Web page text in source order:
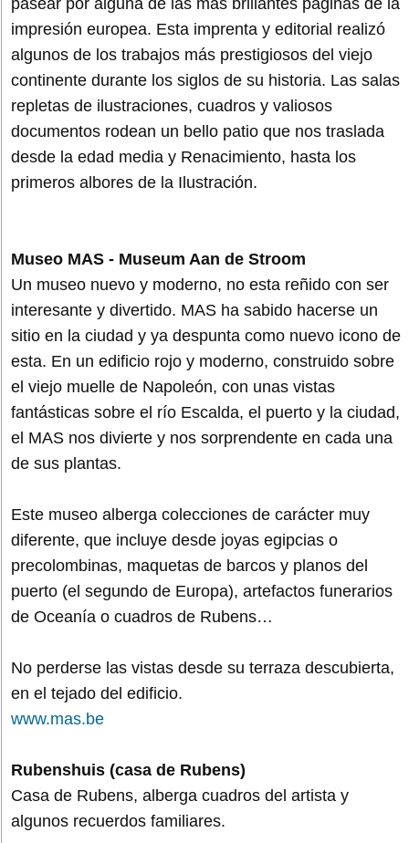
impresión europea. Esta imprenta y editorial realizó
algunos de los trabajos más prestigiosos del viejo
continente durante los siglos de su historia. Las salas
repletas de ilustraciones, cuadros y valiosos
documentos rodean un bello patio que nos traslada
desde la edad media y Renacimiento, hasta los
primeros albores de la Ilustración.
Museo MAS - Museum Aan de Stroom
Un museo nuevo y moderno, no esta reñido con ser
interesante y divertido. MAS ha sabido hacerse un
sitio en la ciudad y ya despunta como nuevo icono de
esta. En un edificio rojo y moderno, construido sobre
el viejo muelle de Napoleón, con unas vistas
fantásticas sobre el río Escalda, el puerto y la ciudad,
el MAS nos divierte y nos sorprendente en cada una
de sus plantas.
Este museo alberga colecciones de carácter muy
diferente, que incluye desde joyas egipcias o
precolombinas, maquetas de barcos y planos del
puerto (el segundo de Europa), artefactos funerarios
de Oceanía o cuadros de Rubens…
No perderse las vistas desde su terraza descubierta,
en el tejado del edificio.
www.mas.be‎
Rubenshuis (casa de Rubens)
Casa de Rubens, alberga cuadros del artista y
algunos recuerdos familiares.